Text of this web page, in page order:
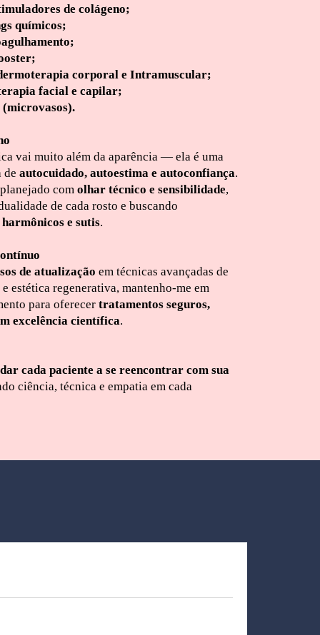
de colágeno;
químicos;
corporal e Intramuscular;
facial e capilar;
vai muito além da aparência — ela é uma
de autocuidado, autoestima e autoconfiança.
com olhar técnico e sensibilidade,
de cada rosto e buscando
e sutis.
de atualização em técnicas avançadas de
estética regenerativa, mantenho-me em
para oferecer tratamentos seguros,
excelência científica.
cada paciente a se reencontrar com sua
ciência, técnica e empatia em cada